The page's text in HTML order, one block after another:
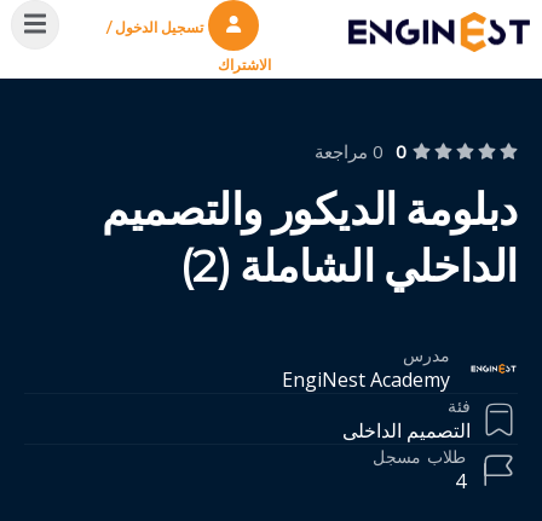
تسجيل الدخول /
الاشتراك
0 0 مراجعة
دبلومة الديكور والتصميم
الداخلي الشاملة (2)
مدرس
EngiNest Academy
فئة
التصميم الداخلى
4
طلاب مسجل